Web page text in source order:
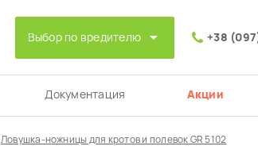
Выбор по вредителю +38
Документация Акции
Ловушка-ножницы для кротов и полевок GR 5102